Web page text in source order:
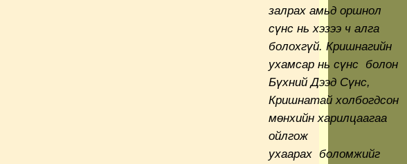
залрах амьд оршнол
сүнс нь хэзээ ч алга
болохгүй. Кришнагийн
ухамсар нь сүнс болон
Бүхний Дээд Сүнс,
Кришнатай холбогдсон
мөнхийн харилцаагаа
ойлгож
ухаарах боломжийг